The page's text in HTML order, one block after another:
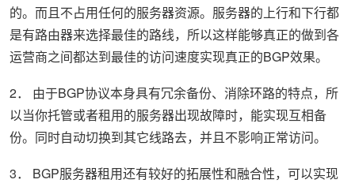
的。而且不占用任何的服务器资源。服务器的上行和下行都
是有路由器来选择最佳的路线，所以这样能够真正的做到各
运营商之间都达到最佳的访问速度实现真正的BGP效果。
2． 由于BGP协议本身具有冗余备份、消除环路的特点，所
以当你托管或者租用的服务器出现故障时，能实现互相备
份。同时自动切换到其它线路去，并且不影响正常访问。
3． BGP服务器租用还有较好的拓展性和融合性，可以实现